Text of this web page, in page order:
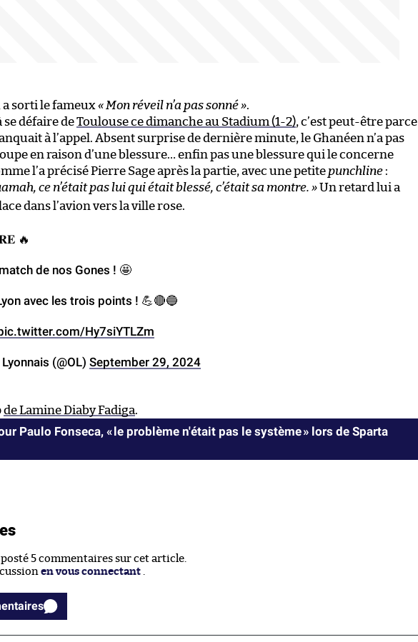
sorti le fameux « Mon réveil n’a pas sonné ».
se défaire deToulouse ce dimanche au Stadium (1-2), c’est peut-être parce
à l’appel. Absent surprise de dernière minute, le Ghanéen n’a pas
en raison d’une blessure… enfin pas une blessure qui le concerne
l’a précisé Pierre Sage après la partie, avec une petite punchline :
ce n’était pas lui qui était blessé, c’était sa montre. »Un retard lui a
dans l’avion vers la ville rose.
🔥
de nos Gones ! 🤩
avec les trois points ! 💪🔴🔵
Hy7siYTLZm
(@OL) September 29, 2024
de Lamine Diaby Fadiga.
Paulo Fonseca, « le problème n'était pas le système » lors de Sparta
5 commentaires sur cet article.
en vous connectant